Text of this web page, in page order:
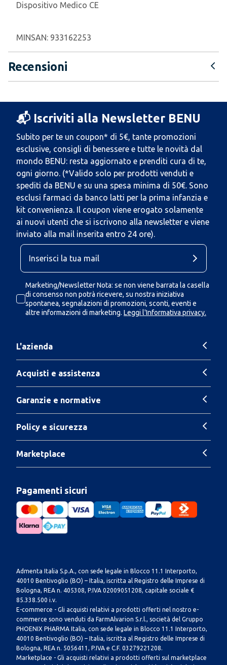
Dispositivo Medico CE
MINSAN: 933162253
Recensioni
📬 Iscriviti alla Newsletter BENU
Subito per te un coupon* di 5€, tante promozioni
esclusive, consigli di benessere e tutte le novità dal
mondo BENU: resta aggiornato e prenditi cura di te,
ogni giorno. (*Valido solo per prodotti venduti e
spediti da BENU e su una spesa minima di 50€. Sono
esclusi farmaci da banco latti per la prima infanzia e
kit convenienza. Il coupon viene erogato solamente
ai nuovi utenti che si iscrivono alla newsletter e viene
inviato alla mail inserita entro 24 ore).
Marketing/Newsletter Nota: se non viene barrata la casella
di consenso non potrà ricevere, su nostra iniziativa
spontanea, segnalazioni di promozioni, sconti, eventi e
altre informazioni di marketing. Leggi l'Informativa privacy.
L'azienda
Acquisti e assistenza
Garanzie e normative
Policy e sicurezza
Marketplace
Pagamenti sicuri
Admenta Italia S.p.A., con sede legale in Blocco 11.1 Interporto,
40010 Bentivoglio (BO) – Italia, iscritta al Registro delle Imprese di
Bologna, REA n. 405308, P.IVA 02009051208, capitale sociale €
85.338.500 i.v.
E-commerce - Gli acquisti relativi a prodotti offerti nel nostro e-
commerce sono venduti da FarmAlvarion S.r.l., società del Gruppo
PHOENIX PHARMA Italia, con sede legale in Blocco 11.1 Interporto,
40010 Bentivoglio (BO) – Italia, iscritta al Registro delle Imprese di
Bologna, REA n. 5056411, P.IVA e C.F. 03279221208.
Marketplace - Gli acquisti relativi a prodotti offerti sul marketplace